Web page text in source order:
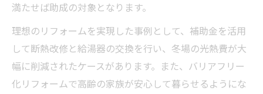
満たせば助成の対象となります。
理想のリフォームを実現した事例として、補助金を活用
して断熱改修と給湯器の交換を行い、冬場の光熱費が大
幅に削減されたケースがあります。また、バリアフリー
化リフォームで高齢の家族が安心して暮らせるようにな